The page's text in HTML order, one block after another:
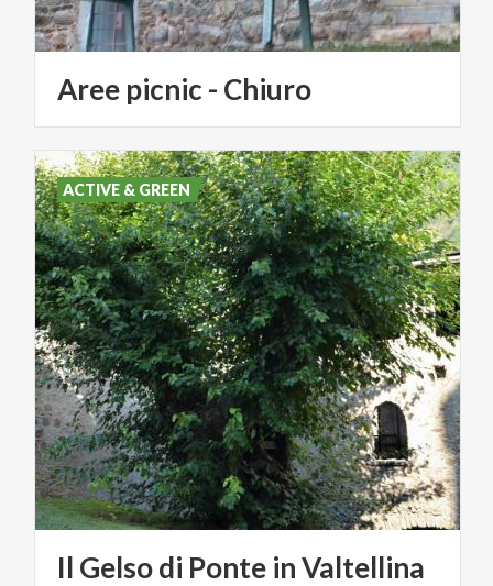
Aree picnic - Chiuro
Il Gelsodi Ponte inValtellina
ACTIVE & GREEN